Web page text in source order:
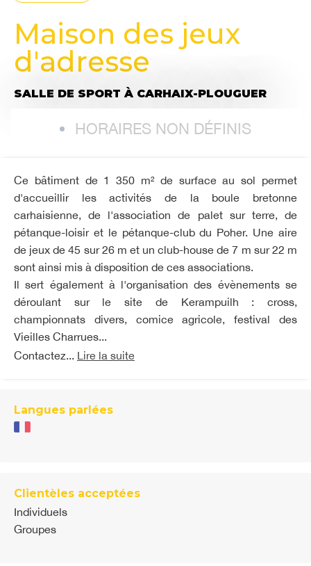
Maison des jeux
d'adresse
SALLE DE SPORT À CARHAIX-PLOUGUER
HORAIRES NON DÉFINIS
Ce bâtiment de 1 350 m² de surface au sol permet
d'accueillir les activités de la boule bretonne
carhaisienne, de l'association de palet sur terre, de
pétanque-loisir et le pétanque-club du Poher. Une aire
de jeux de 45 sur 26 m et un club-house de 7 m sur 22 m
sont ainsi mis à disposition de ces associations.
Il sert également à l'organisation des évènements se
déroulant sur le site de Kerampuilh : cross,
championnats divers, comice agricole, festival des
Vieilles Charrues...
Contactez... Lire la suite
Langues parlées
Clientèles acceptées
Individuels
Groupes